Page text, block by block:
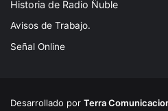
Historia de Radio Ñuble
Avisos de Trabajo.
Señal Online
Desarrollado por Terra